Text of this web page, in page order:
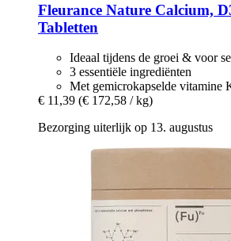
Fleurance Nature Calcium,
Tabletten
Ideaal tijdens de groei & voor
3 essentiële ingrediënten
Met gemicrokapselde vitamine
€ 11,39 (€ 172,58 / kg)
Bezorging uiterlijk op 13. augustus